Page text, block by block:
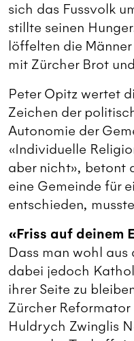
sich das Fussvolk
stillte seinen
löffelten die
mit Zürcher Brot
Peter Opitz wertet
Zeichen der
Autonomie der
«Individuelle
aber nicht», betont
eine Gemeinde für
entschieden,
«Friss auf deinem
Dass man wohl aus
dabei jedoch
ihrer Seite zu
Zürcher
Huldrych Zwinglis